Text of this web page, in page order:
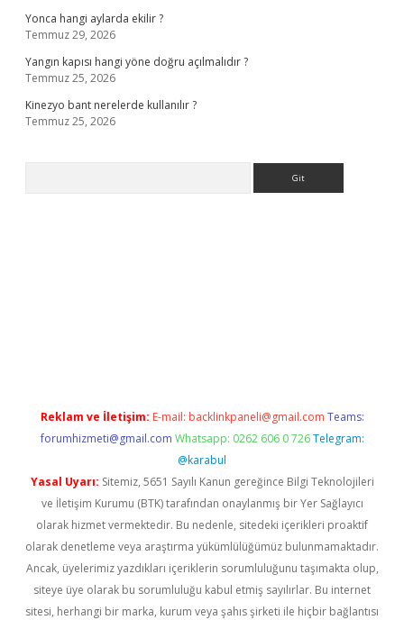
Yonca hangi aylarda ekilir ?
Temmuz 29, 2026
Yangın kapısı hangi yöne doğru açılmalıdır ?
Temmuz 25, 2026
Kinezyo bant nerelerde kullanılır ?
Temmuz 25, 2026
Reklam ve İletişim: E-mail: backlinkpaneli@gmail.com Teams:
forumhizmeti@gmail.com Whatsapp: 0262 606 0 726 Telegram:
@karabul
Yasal Uyarı: Sitemiz, 5651 Sayılı Kanun gereğince Bilgi Teknolojileri
ve İletişim Kurumu (BTK) tarafından onaylanmış bir Yer Sağlayıcı
olarak hizmet vermektedir. Bu nedenle, sitedeki içerikleri proaktif
olarak denetleme veya araştırma yükümlülüğümüz bulunmamaktadır.
Ancak, üyelerimiz yazdıkları içeriklerin sorumluluğunu taşımakta olup,
siteye üye olarak bu sorumluluğu kabul etmiş sayılırlar. Bu internet
sitesi, herhangi bir marka, kurum veya şahıs şirketi ile hiçbir bağlantısı